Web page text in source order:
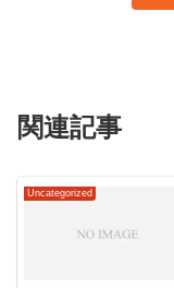
関連記事
Uncategorized